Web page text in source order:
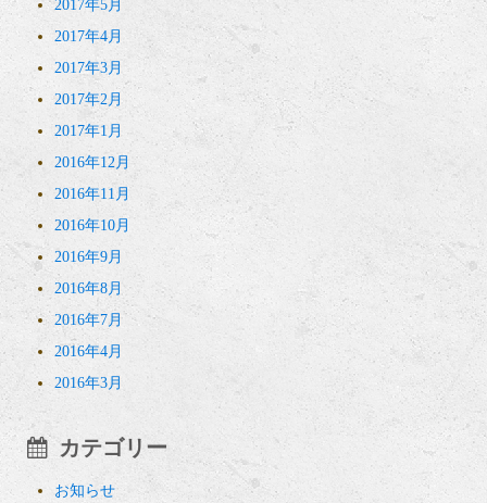
2017年5月
2017年4月
2017年3月
2017年2月
2017年1月
2016年12月
2016年11月
2016年10月
2016年9月
2016年8月
2016年7月
2016年4月
2016年3月
カテゴリー
お知らせ